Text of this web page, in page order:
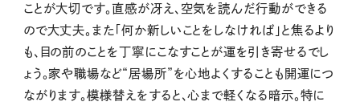
ことが大切です。直感が冴え、空気を読んだ行動ができる
ので大丈夫。また「何か新しいことをしなければ」と焦るより
も、目の前のことを丁寧にこなすことが運を引き寄せるでし
ょう。家や職場など“居場所”を心地よくすることも開運につ
ながります。模様替えをすると、心まで軽くなる暗示。特に